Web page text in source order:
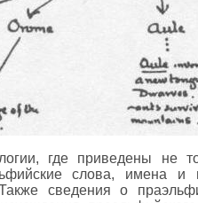
где приведены не
слова, имена и
сведения о